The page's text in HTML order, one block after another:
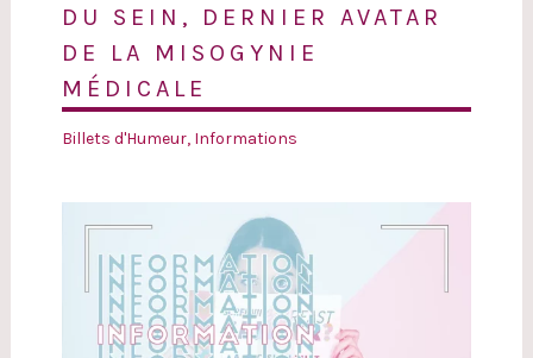
DU SEIN, DERNIER AVATAR
DE LA MISOGYNIE
MÉDICALE
Billets d'Humeur, Informations